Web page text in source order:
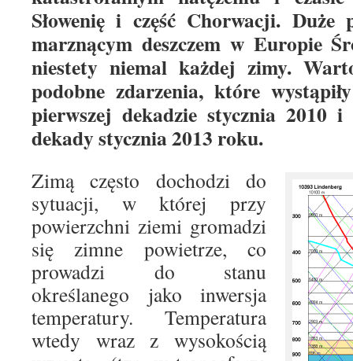
Słowenię i część Chorwacji. Duże
marznącym deszczem w Europie
niestety niemal każdej zimy.
podobne zdarzenia, które
pierwszej dekadzie stycznia 2010
dekady stycznia 2013 roku.
Zimą często dochodzi do
sytuacji, w której przy
powierzchni ziemi gromadzi
się zimne powietrze, co
prowadzi do stanu
określanego jako inwersja
temperatury. Temperatura
wtedy wraz z wysokością